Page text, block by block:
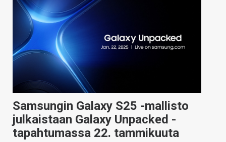
Samsungin Galaxy S25 -mallisto
julkaistaan Galaxy Unpacked -
tapahtumassa 22. tammikuuta